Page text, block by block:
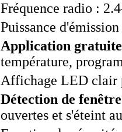
Fréquence radio :
Puissance
Application
température,
Affichage LED clair
Détection de
ouvertes et s'éteint